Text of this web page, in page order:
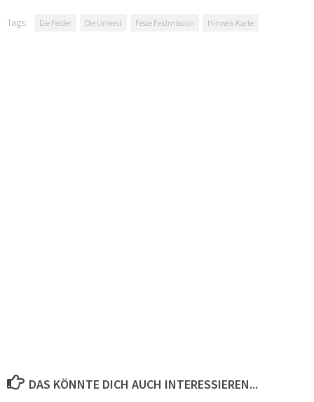
Tags: Die Felder Die Unterst Feste Feldmission Hinweis Karte
DAS KÖNNTE DICH AUCH INTERESSIEREN...